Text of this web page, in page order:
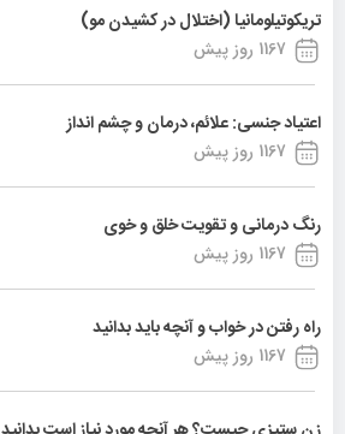
تریکوتیلومانیا (اختلال در کشیدن مو)
1167 روز پیش
اعتیاد جنسی: علائم، درمان و چشم انداز
1167 روز پیش
رنگ درمانی و تقویت خلق و خوی
1167 روز پیش
راه رفتن در خواب و آنچه باید بدانید
1167 روز پیش